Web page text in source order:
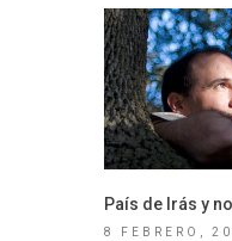
País de Irás y
8 FEBRERO,